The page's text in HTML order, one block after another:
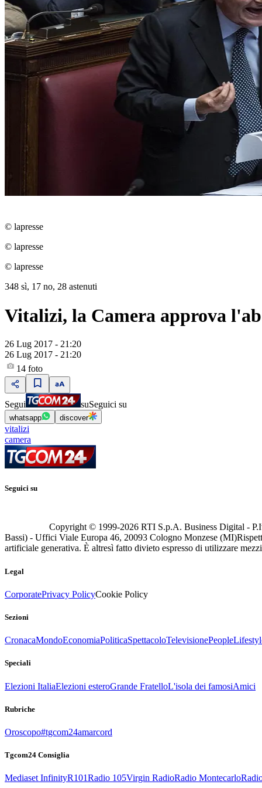
© lapresse
© lapresse
© lapresse
348 sì, 17 no, 28 astenuti
Vitalizi, la Camera approva
26 Lug 2017 - 21:20
26 Lug 2017 - 21:20
14 foto
Segui suSeguici su
whatsapp discover
vitalizi
camera
Seguici su
Copyright © 1999-2026 RTI S.p.A. Business Digital -
Bassi) - Uffici Viale Europa 46, 20093 Cologno Monzese (MI)
artificiale generativa. È altresì fatto divieto espresso di utilizzare
Legal
CorporatePrivacy PolicyCookie Policy
Sezioni
CronacaMondoEconomiaPoliticaSpettacoloTelevisionePeople
Speciali
Elezioni ItaliaElezioni esteroGrande FratelloL'isola dei famosiAmici
Rubriche
Oroscopo#tgcom24amarcord
Tgcom24 Consiglia
Mediaset InfinityR101Radio 105Virgin RadioRadio Montecarlo